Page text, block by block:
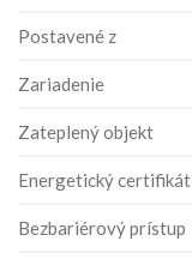
Postavené z
Zariadenie
Zateplený objekt
Energetický certifikát
Bezbariérový prístup